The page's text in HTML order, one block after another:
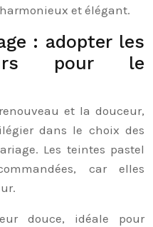
et élégant.
: adopter les
pour le
et la douceur,
dans le choix des
Les teintes pastel
car elles
douce, idéale pour